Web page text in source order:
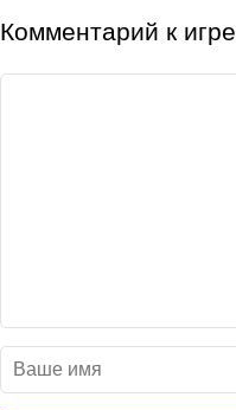
Комментарий к игре